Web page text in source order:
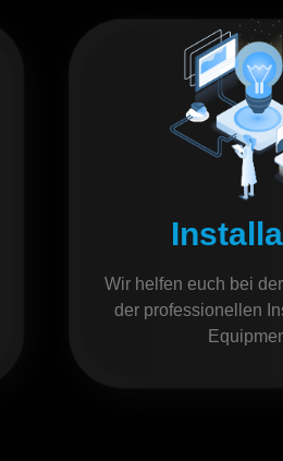
Wir helfen euch bei
der professionellen